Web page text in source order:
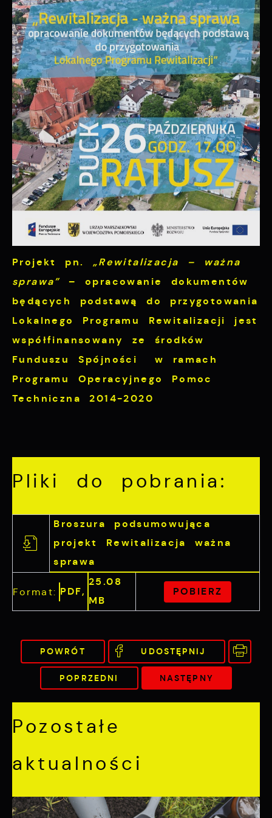
Projekt pn. „Rewitalizacja – ważna
sprawa”– opracowanie dokumentów
będących podstawą do przygotowania
Lokalnego Programu Rewitalizacji jest
współfinansowany ze środków
Funduszu Spójności w ramach
Programu Operacyjnego Pomoc
Techniczna 2014-2020
Pliki do pobrania:
Broszura podsumowująca
projekt Rewitalizacja ważna
sprawa
Format: PDF,
25.08
MB
POBIERZ
POWRÓT UDOSTĘPNIJ
POPRZEDNI NASTĘPNY
Pozostałe
aktualności
funkcjonalności.
Twoich zwyczajów dotyczących przeglądanej
witryny internetowej. Treści promocyjne
mogą pojawić się na stronach podmiotów
trzecich lub firm będących naszymi
partnerami oraz innych dostawców usług.
Firmy te działają w charakterze
pośredników prezentujących nasze treści w
postaci wiadomości, ofert, komunikatów
mediów społecznościowych.